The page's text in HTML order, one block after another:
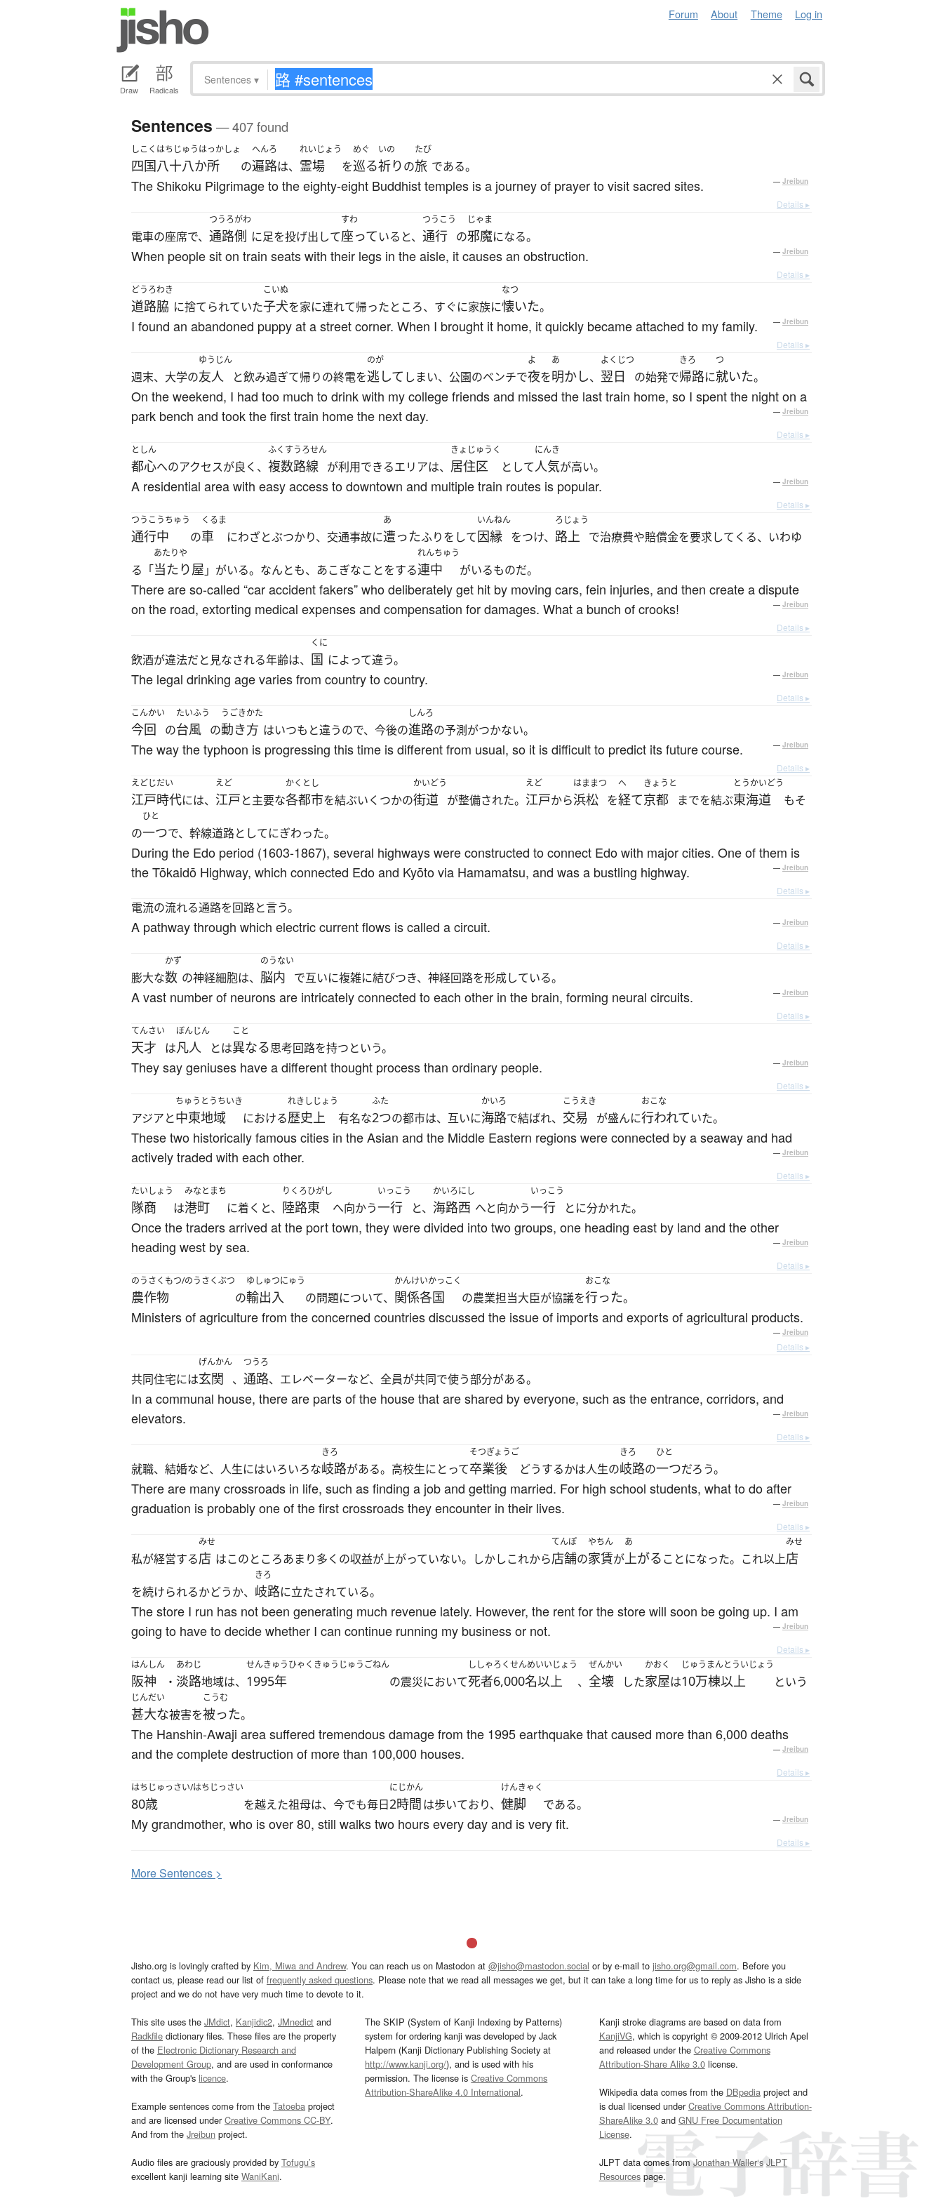
Forum About Theme Log in
Draw Radicals
Sentences ▾
Sentences — 407 found
しこく
四国
はちじゅうはっかしょ
八十八か所 の
へんろ
遍路は、
れいじょう
霊場 を
めぐ
巡る
いの
祈りの
たび
旅 である。
The Shikoku Pilgrimage to the eighty-eight Buddhist temples is a journey of prayer to visit sacred sites. — Jreibun
Details ▸
電車の座席で、
つうろがわ
通路側 に足を投げ出して
すわ
座っていると、
つうこう
通行 の
じゃま
邪魔になる。
When people sit on train seats with their legs in the aisle, it causes an obstruction. — Jreibun
Details ▸
どうろわき
道路脇 に捨てられていた
こいぬ
子犬を家に連れて帰ったところ、すぐに家族に
なつ
懐いた。
I found an abandoned puppy at a street corner. When I brought it home, it quickly became attached to my family. — Jreibun
Details ▸
週末、大学の
ゆうじん
友人 と飲み過ぎて帰りの終電を
のが
逃して しまい、公園のベンチで
よ
夜を
あ
明かし、
よくじつ
翌日 の始発で
きろ
帰路に
つ
就いた。
On the weekend, I had too much to drink with my college friends and missed the last train home, so I spent the night on a
park bench and took the first train home the next day.
— Jreibun
Details ▸
としん
都心へのアクセスが良く、
ふくすうろせん
複数路線 が利用できるエリアは、
きょじゅうく
居住区 として
にんき
人気が高い。
A residential area with easy access to downtown and multiple train routes is popular. — Jreibun
Details ▸
つうこうちゅう
通行中 の
くるま
車 にわざとぶつかり、交通事故に
あ
遭ったふりをして
いんねん
因縁 をつけ、
ろじょう
路上 で治療費や賠償金を要求してくる、いわゆ
る「
あたりや
当たり屋 」がいる。なんとも、あこぎなことをする
れんちゅう
連中 がいるものだ。
There are so-called “car accident fakers” who deliberately get hit by moving cars, fein injuries, and then create a dispute
on the road, extorting medical expenses and compensation for damages. What a bunch of crooks!
— Jreibun
Details ▸
飲酒が違法だと見なされる年齢は、
くに
国 によって違う。
The legal drinking age varies from country to country. — Jreibun
Details ▸
こんかい
今回 の
たいふう
台風 の
うごきかた
動き方 はいつもと違うので、今後の
しんろ
進路の予測がつかない。
The way the typhoon is progressing this time is different from usual, so it is difficult to predict its future course. — Jreibun
Details ▸
えどじだい
江戸時代には、
えど
江戸と主要な
かくとし
各都市を結ぶいくつかの
かいどう
街道 が整備された。
えど
江戸から
はままつ
浜松 を
へ
経て
きょうと
京都 までを結ぶ
とうかいどう
東海道 もそ
の
ひと
一つで、幹線道路としてにぎわった。
During the Edo period (1603-1867), several highways were constructed to connect Edo with major cities. One of them is
the Tōkaidō Highway, which connected Edo and Kyōto via Hamamatsu, and was a bustling highway.
— Jreibun
Details ▸
電流の流れる通路を回路と言う。
A pathway through which electric current flows is called a circuit. — Jreibun
Details ▸
膨大な
かず
数 の神経細胞は、
のうない
脳内 で互いに複雑に結びつき、神経回路を形成している。
A vast number of neurons are intricately connected to each other in the brain, forming neural circuits. — Jreibun
Details ▸
てんさい
天才 は
ぼんじん
凡人 とは
こと
異なる思考回路を持つという。
They say geniuses have a different thought process than ordinary people. — Jreibun
Details ▸
アジアと
ちゅうとうちいき
中東地域 における
れきしじょう
歴史上 有名な
ふた
2つの都市は、互いに
かいろ
海路で結ばれ、
こうえき
交易 が盛んに
おこな
行われていた。
These two historically famous cities in the Asian and the Middle Eastern regions were connected by a seaway and had
actively traded with each other.
— Jreibun
Details ▸
たいしょう
隊商 は
みなとまち
港町 に着くと、
りくろ
陸路
ひがし
東 へ向かう
いっこう
一行 と、
かいろ
海路
にし
西 へと向かう
いっこう
一行 とに分かれた。
Once the traders arrived at the port town, they were divided into two groups, one heading east by land and the other
heading west by sea.
— Jreibun
Details ▸
のうさくもつ/のうさくぶつ
農作物 の
ゆしゅつにゅう
輸出入 の問題について、
かんけいかっこく
関係各国 の農業担当大臣が協議を
おこな
行った。
Ministers of agriculture from the concerned countries discussed the issue of imports and exports of agricultural products.
— Jreibun
Details ▸
共同住宅には
げんかん
玄関 、
つうろ
通路、エレベーターなど、全員が共同で使う部分がある。
In a communal house, there are parts of the house that are shared by everyone, such as the entrance, corridors, and
elevators.
— Jreibun
Details ▸
就職、結婚など、人生にはいろいろな
きろ
岐路がある。高校生にとって
そつぎょうご
卒業後 どうするかは人生の
きろ
岐路の
ひと
一つだろう。
There are many crossroads in life, such as finding a job and getting married. For high school students, what to do after
graduation is probably one of the first crossroads they encounter in their lives.
— Jreibun
Details ▸
私が経営する
みせ
店 はこのところあまり多くの収益が上がっていない。しかしこれから
てんぽ
店舗の
やちん
家賃が
あ
上がることになった。これ以上
みせ
店
を続けられるかどうか、
きろ
岐路に立たされている。
The store I run has not been generating much revenue lately. However, the rent for the store will soon be going up. I am
going to have to decide whether I can continue running my business or not.
— Jreibun
Details ▸
はんしん
阪神 ・
あわじ
淡路地域は、
せんきゅうひゃくきゅうじゅうごねん
1995年 の震災において
ししゃ
死者
ろくせんめいいじょう
6,000名以上 、
ぜんかい
全壊 した
かおく
家屋は
じゅうまんとういじょう
10万棟以上 という
じんだい
甚大な被害を
こうむ
被った。
The Hanshin-Awaji area suffered tremendous damage from the 1995 earthquake that caused more than 6,000 deaths
and the complete destruction of more than 100,000 houses.
— Jreibun
Details ▸
はちじゅっさい/はちじっさい
80歳 を越えた祖母は、今でも毎日
にじかん
2時間は歩いており、
けんきゃく
健脚 である。
My grandmother, who is over 80, still walks two hours every day and is very fit. — Jreibun
Details ▸
MoreSentences >
Jisho.org is lovingly crafted by Kim, Miwa and Andrew. You can reach us on Mastodon at @jisho@mastodon.social or by e-mail to jisho.org@gmail.com. Before you
contact us, please read our list of frequently asked questions. Please note that we read all messages we get, but it can take a long time for us to reply as Jisho is a side
project and we do not have very much time to devote to it.
This site uses the JMdict, Kanjidic2, JMnedict and
Radkfile dictionary files. These files are the property
of the Electronic Dictionary Research and
Development Group, and are used in conformance
with the Group's licence.
Example sentences come from the Tatoeba project
and are licensed underCreative Commons CC-BY.
And from the Jreibun project.
Audio files are graciously provided by Tofugu’s
excellent kanji learning site WaniKani.
The SKIP (System of Kanji Indexing by Patterns)
system for ordering kanji was developed by Jack
Halpern (Kanji Dictionary Publishing Society at
http://www.kanji.org/), and is used with his
permission. The license isCreative Commons
Attribution-ShareAlike 4.0 International.
Kanji stroke diagrams are based on data from
KanjiVG, which is copyright © 2009-2012 Ulrich Apel
and released under the Creative Commons
Attribution-Share Alike 3.0license.
Wikipedia data comes from the DBpediaproject and
is dual licensed underCreative Commons Attribution-
ShareAlike 3.0and GNU Free Documentation
License.
JLPT data comes fromJonathan Waller‘s JLPT
Resourcespage.